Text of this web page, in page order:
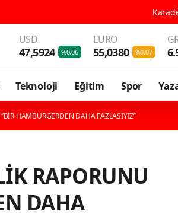
Karadeniz'in En Güçlü
USD
47,5924 %0,06
EURO
55,0380 %0,07
Teknoloji Eğitim Spor
HAMBURGERDEN DAHA FAZLASIYIZ’’
RAPORUNU
DAHA